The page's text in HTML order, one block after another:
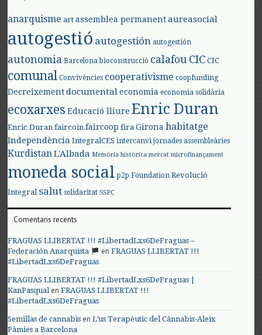
anarquisme art assemblea permanent aureasocial
autogestió autogestión autogestión
autonomia Barcelona bioconstrucció calafouCIC CIC
comunal Convivències cooperativisme coopfunding
Decreixement documental economia economia solidària
ecoxarxes Educació lliure Enric Duran
Enric Duran faircoin faircoop fira Girona habitatge
Independència IntegralCES intercanvi jornades assembleàries
KurdistanL'Albada Memòria històrica mercat microfinançament
moneda social p2p Foundation Revolució
Integral salut solidaritat SSPC
Comentaris recents
FRAGUAS LLIBERTAT !!! #LibertadLxs6DeFraguas –
Federación Anarquista
enFRAGUAS LLIBERTAT !!!
#LibertadLxs6DeFraguas
FRAGUAS LLIBERTAT !!! #LibertadLxs6DeFraguas |
KanPasqualenFRAGUAS LLIBERTAT !!!
#LibertadLxs6DeFraguas
Semillas de cannabis enL’us Terapèutic del Cànnabis-Aleix
Pàmies a Barcelona